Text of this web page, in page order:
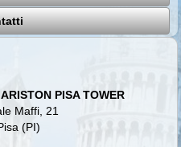
PISA TOWER
Maffi, 21
(PI)